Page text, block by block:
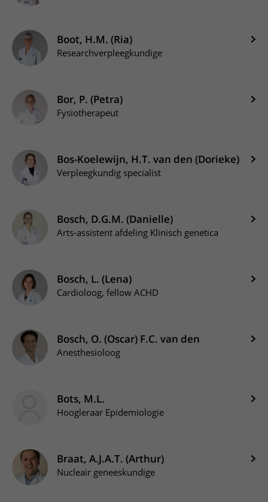
Boot, H.M. (Ria)
Researchverpleegkundige
Bor, P. (Petra)
Fysiotherapeut
Bos-Koelewijn, H.T. van den (Dorieke)
Verpleegkundig specialist
Bosch, D.G.M. (Danielle)
Arts-assistent afdeling Klinisch genetica
Bosch, L. (Lena)
Cardioloog, fellow ACHD
Bosch, O. (Oscar) F.C. van den
Anesthesioloog
Bots, M.L.
Hoogleraar Epidemiologie
Braat, A.J.A.T. (Arthur)
Nucleair geneeskundige